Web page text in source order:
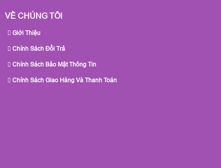
VỀ CHÚNG TÔI
Giới Thiệu
Chính Sách Đổi Trả
Chính Sách Bảo Mật Thông Tin
Chính Sách Giao Hàng Và Thanh Toán